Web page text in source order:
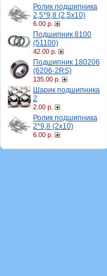
Ролик подшипника
2,5*9,8 (2,5х10)
6.00 р.
Подшипник 8100
(51100)
42.00 р.
Подшипник 180206
(6206-2RS)
135.00 р.
Шарик подшипника
2
2.00 р.
Ролик подшипника
2*9,8 (2х10)
6.00 р.